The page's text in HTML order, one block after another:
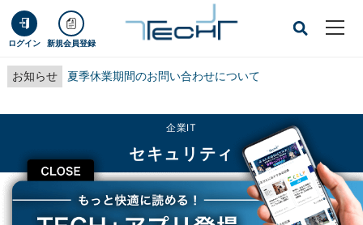
ログイン 新規会員登録
お知らせ 夏季休業期間のお問い合わせについて
CLOSE
企業IT
セキュリティ
TECH+ 企業IT
セキュリティ